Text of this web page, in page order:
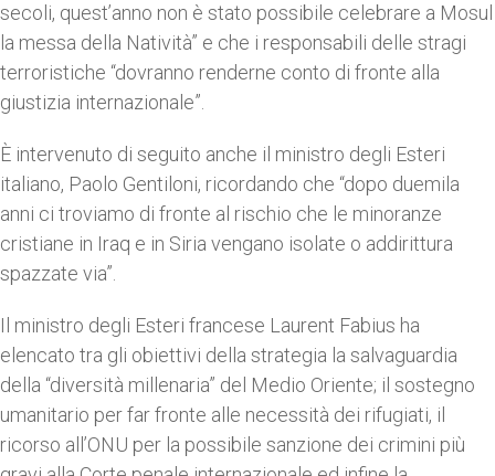
secoli, quest’anno non è stato possibile celebrare a Mosul
la messa della Natività” e che i responsabili delle stragi
terroristiche “dovranno renderne conto di fronte alla
giustizia internazionale”.
È intervenuto di seguito anche il ministro degli Esteri
italiano, Paolo Gentiloni, ricordando che “dopo duemila
anni ci troviamo di fronte al rischio che le minoranze
cristiane in Iraq e in Siria vengano isolate o addirittura
spazzate via”.
Il ministro degli Esteri francese Laurent Fabius ha
elencato tra gli obiettivi della strategia la salvaguardia
della “diversità millenaria” del Medio Oriente; il sostegno
umanitario per far fronte alle necessità dei rifugiati, il
ricorso all’ONU per la possibile sanzione dei crimini più